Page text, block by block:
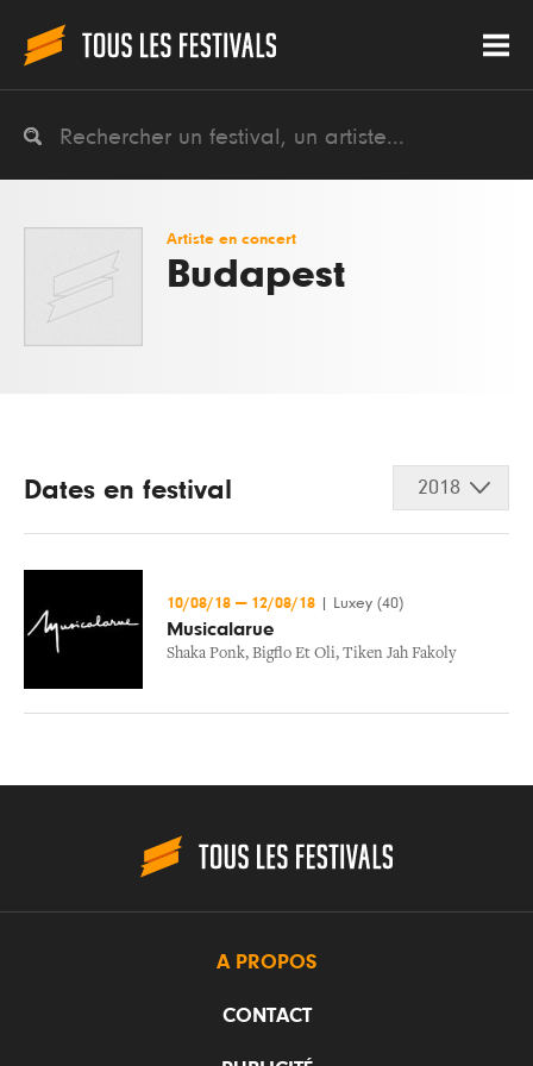
Artiste en concert
Budapest
Dates en festival 2018
10/08/18 — 12/08/18 Luxey (40)
Musicalarue
Shaka Ponk, Bigflo Et Oli, Tiken Jah Fakoly
A PROPOS
CONTACT